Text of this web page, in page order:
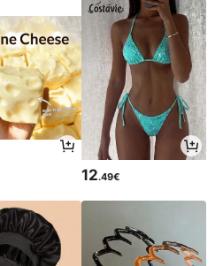
12.49€